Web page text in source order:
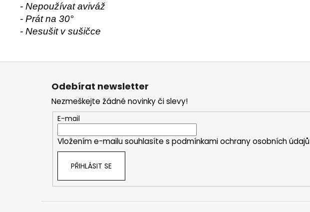
- Nepoužívat aviváž
- Prát na 30°
- Nesušit v sušičce
Z
Odebírat newsletter
Nezmeškejte žádné novinky či slevy!
E-mail
Vložením e-mailu souhlasíte s podmínkami ochrany osobních údajů
PŘIHLÁSIT SE